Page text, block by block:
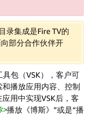
录集成是Fire TV的
部分合作伙伴开
包（VSK），客户可
播放应用内容、控制
用中实现VSK后，客
播放《博斯》”或是“播